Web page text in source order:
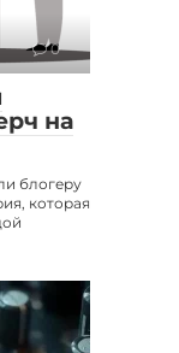
0
на
блогеру
которая